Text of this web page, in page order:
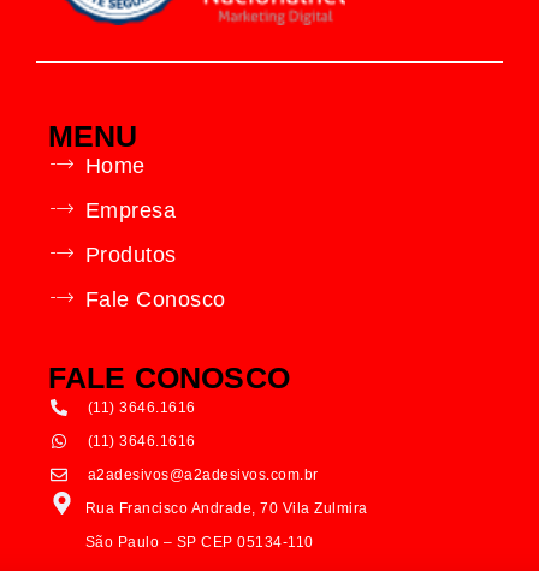
MENU
Home
Empresa
Produtos
Fale Conosco
FALE CONOSCO
(11) 3646.1616
(11) 3646.1616
a2adesivos@a2adesivos.com.br
Rua Francisco Andrade, 70 Vila Zulmira
São Paulo – SP CEP 05134-110